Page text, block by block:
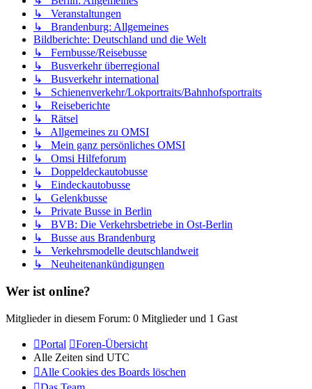
↳ Veranstaltungen
↳ Brandenburg: Allgemeines
Bildberichte: Deutschland und die Welt
↳ Fernbusse/Reisebusse
↳ Busverkehr überregional
↳ Busverkehr international
↳ Schienenverkehr/Lokportraits/Bahnhofsportraits
↳ Reiseberichte
↳ Rätsel
↳ Allgemeines zu OMSI
↳ Mein ganz persönliches OMSI
↳ Omsi Hilfeforum
↳ Doppeldeckautobusse
↳ Eindeckautobusse
↳ Gelenkbusse
↳ Private Busse in Berlin
↳ BVB: Die Verkehrsbetriebe in Ost-Berlin
↳ Busse aus Brandenburg
↳ Verkehrsmodelle deutschlandweit
↳ Neuheitenankündigungen
Wer ist online?
Mitglieder in diesem Forum: 0 Mitglieder und 1 Gast
Portal
Foren-Übersicht
Alle Zeiten sind UTC
Alle Cookies des Boards löschen